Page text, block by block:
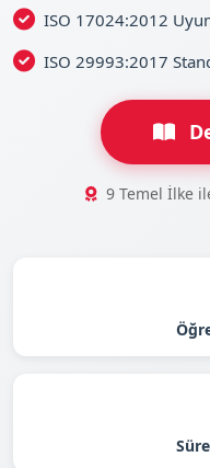
ISO 17024:2012
ISO 29993:2017
9 Temel İlke